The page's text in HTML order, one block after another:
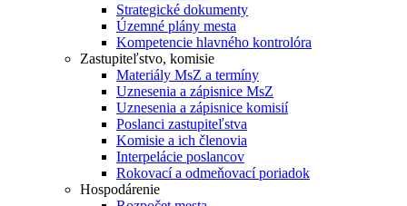
Strategické dokumenty
Územné plány mesta
Kompetencie hlavného kontrolóra
Zastupiteľstvo, komisie
Materiály MsZ a termíny
Uznesenia a zápisnice MsZ
Uznesenia a zápisnice komisií
Poslanci zastupiteľstva
Komisie a ich členovia
Interpelácie poslancov
Rokovací a odmeňovací poriadok
Hospodárenie